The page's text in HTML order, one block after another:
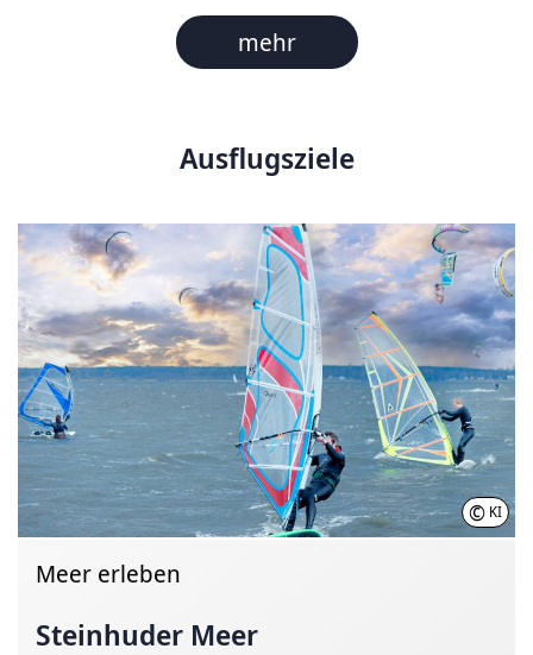
mehr
Ausflugsziele
© KI
Meer erleben
Steinhuder Meer